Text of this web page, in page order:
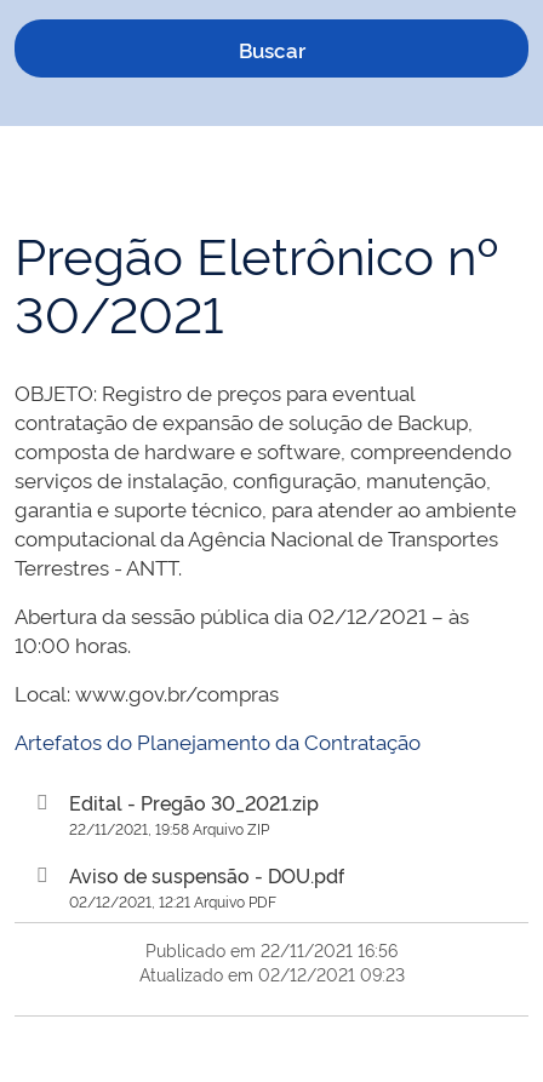
Pregão Eletrônico nº
30/2021
OBJETO: Registro de preços para eventual
contratação de expansão de solução de Backup,
composta de hardware e software, compreendendo
serviços de instalação, configuração, manutenção,
garantia e suporte técnico, para atender ao ambiente
computacional da Agência Nacional de Transportes
Terrestres - ANTT.
Abertura da sessão pública dia 02/12/2021 – às
10:00 horas.
Local: www.gov.br/compras
Artefatos do Planejamento da Contratação
Edital - Pregão 30_2021.zip
22/11/2021, 19:58 Arquivo ZIP
Aviso de suspensão - DOU.pdf
02/12/2021, 12:21 Arquivo PDF
Publicado em 22/11/2021 16:56
Atualizado em 02/12/2021 09:23